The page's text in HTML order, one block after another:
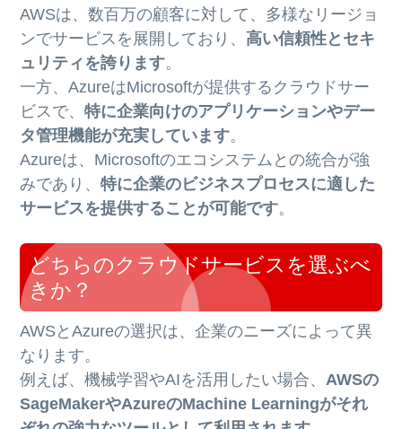
AWSは、数百万の顧客に対して、多様なリージョ
ンでサービスを展開しており、高い信頼性とセキ
ュリティを誇ります。
一方、AzureはMicrosoftが提供するクラウドサー
ビスで、特に企業向けのアプリケーションやデー
タ管理機能が充実しています。
Azureは、Microsoftのエコシステムとの統合が強
みであり、特に企業のビジネスプロセスに適した
サービスを提供することが可能です。
どちらのクラウドサービスを選ぶべ
きか？
AWSとAzureの選択は、企業のニーズによって異
なります。
例えば、機械学習やAIを活用したい場合、 AWSの
SageMakerやAzureのMachine Learningがそれ